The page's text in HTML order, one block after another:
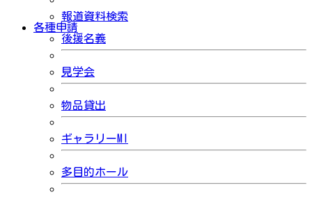
報道資料検索
各種申請
後援名義
見学会
物品貸出
ギャラリーMI
多目的ホール